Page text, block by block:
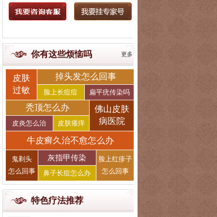
你有这些烦恼吗 更多
皮肤
过敏
掉头发怎么回事
脸上长痘痘 扁平疣传染吗
秃顶怎么办
皮炎怎么治 皮肤瘙痒
佛山皮肤
病医院
牛皮癣久治不愈怎么办
鬼剃头
怎么回事
灰指甲传染
鼻子长痘怎么办
脸上红疹子
怎么回事
特色疗法推荐